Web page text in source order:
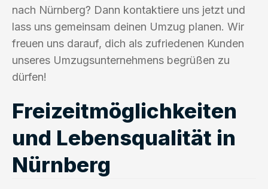
nach Nürnberg? Dann kontaktiere uns jetzt und
lass uns gemeinsam deinen Umzug planen. Wir
freuen uns darauf, dich als zufriedenen Kunden
unseres Umzugsunternehmens begrüßen zu
dürfen!
Freizeitmöglichkeiten
und Lebensqualität in
Nürnberg